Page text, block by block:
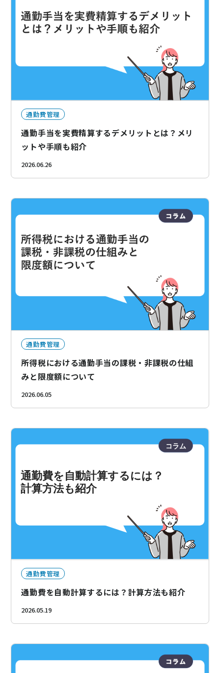
通勤費管理
通勤手当を実費精算するデメリットとは？メリ
ットや手順も紹介
2026.06.26
通勤費管理
所得税における通勤手当の課税・非課税の仕組
みと限度額について
2026.06.05
通勤費管理
通勤費を自動計算するには？計算方法も紹介
2026.05.19